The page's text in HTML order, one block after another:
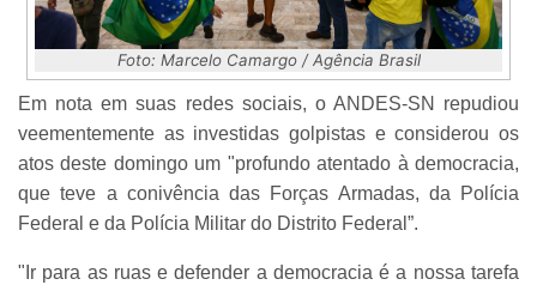
Foto: Marcelo Camargo / Agência Brasil
Em nota em suas redes sociais, o ANDES-SN repudiou
veementemente as investidas golpistas e considerou os
atos deste domingo um "profundo atentado à democracia,
que teve a conivência das Forças Armadas, da Polícia
Federal e da Polícia Militar do Distrito Federal”.
"Ir para as ruas e defender a democracia é a nossa tarefa